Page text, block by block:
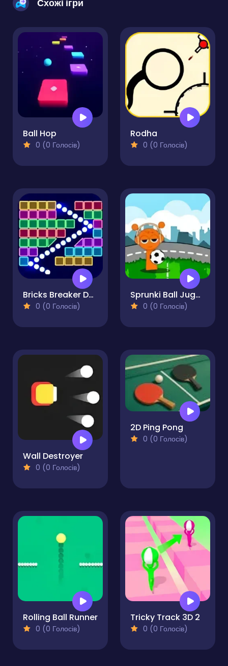
Схожі ігри
Ball Hop
0 (0 Голосів)
Rodha
0 (0 Голосів)
Bricks Breaker Deluxe
0 (0 Голосів)
Sprunki Ball Juggling
0 (0 Голосів)
Wall Destroyer
0 (0 Голосів)
2D Ping Pong
0 (0 Голосів)
Rolling Ball Runner
0 (0 Голосів)
Tricky Track 3D 2
0 (0 Голосів)